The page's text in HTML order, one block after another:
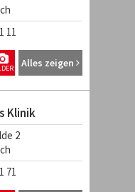
11
Alles zeigen
Klinik
2
71